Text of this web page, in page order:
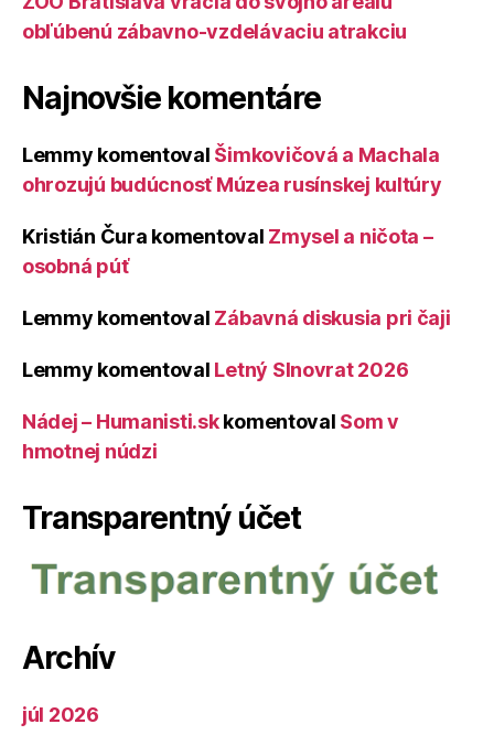
obľúbenú zábavno-vzdelávaciu atrakciu
Najnovšie komentáre
Lemmy komentoval Šimkovičová a Machala
ohrozujú budúcnosť Múzea rusínskej kultúry
Kristián Čura komentoval Zmysel a ničota –
osobná púť
Lemmy komentoval Zábavná diskusia pri čaji
Lemmy komentoval Letný Slnovrat 2026
Nádej – Humanisti.skkomentoval Som v
hmotnej núdzi
Transparentný účet
Archív
júl 2026